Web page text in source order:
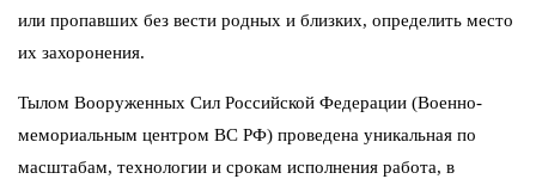
или пропавших без вести родных и близких, определить место
их захоронения.
Тылом Вооруженных Сил Российской Федерации (Военно-
мемориальным центром ВС РФ) проведена уникальная по
масштабам, технологии и срокам исполнения работа, в